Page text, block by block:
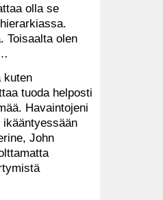
olla se
Toisaalta olen
kuten
tuoda helposti
Havaintojeni
John